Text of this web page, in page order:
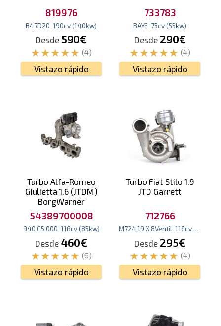
819976
B47D20 190cv(140kw)
Desde 590€
(4)
Vistazo rápido
733783
BAY3 75cv(55kw)
Desde 290€
(4)
Vistazo rápido
Turbo Alfa-Romeo
Giulietta 1.6 (JTDM)
BorgWarner
54389700008
940 C5.000 116cv (85kw)
Desde 460€
(6)
Vistazo rápido
Turbo Fiat Stilo 1.9
JTD Garrett
712766
M724.19.X 8Ventil 116cv (85
Desde 295€
(4)
Vistazo rápido